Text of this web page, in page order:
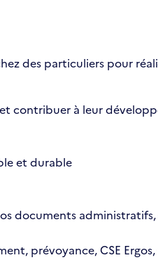
des particuliers pour
contribuer à leur
et durable
documents
prévoyance, CSE Ergos,